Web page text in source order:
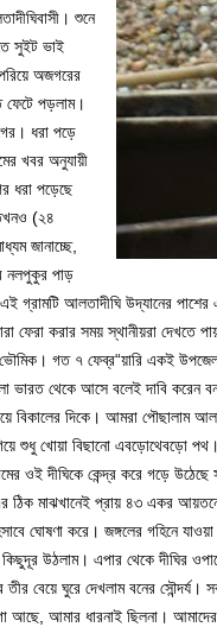
শুনে
সুইট ভাই
অজগরের
ফেটে পড়লাম।
ধরা পড়ে
খবর অনুযায়ী
ধরা পড়েছে
(২৪
জানাচ্ছে,
নলপুকুর পাড়
গ্রামটি আলতাদীঘি উদ্যানের
ফেরা করার সময় স্থানীয়রা দেখতে
ভৌমিক। গত ৭ ফেব্র“য়ারি একই
থেকে আসে বলেই দাবি করেন বন
বিকালের দিকে। আমরা পৌছালাম
শুধু খোয়া বিছানো এবড়োথেবড়ো
ওই দীঘিকে কেন্দ্র করে গড়ে
মাঝখানেই প্রায় ৪৩ একর
ঘোষণা করে। জঙ্গলের গহিনে
উঠলাম। এপার থেকে দীঘির
বেয়ে ঘুরে দেখলাম বনের
আছে, আমার ধারনাই ছিলনা।